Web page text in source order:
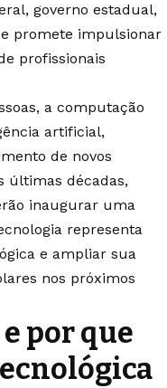
governo estadual,
promete impulsionar
profissionais
a computação
artificial,
de novos
últimas décadas,
inaugurar uma
representa
e ampliar sua
nos próximos
por que